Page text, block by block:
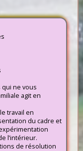
ne vous
agit en
travail en
du cadre et
l’intérieur.
de résolution